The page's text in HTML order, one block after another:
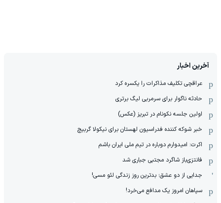
آخرین اخبار
عراقچی تکلیف مذاکرات را یکسره کرد
حادثه ناگوار برای سرمربی لیگ برتری
اولین جلسه نکونام در تبریز (عکس)
خبر شوکه کننده فدراسیون لهستان برای نیکولا گربیچ
اکرت: امیدوارم دوباره در تیم ملی ایران باشم
فانتزی‌باز شاگرد مجتبی جباری شد
جدایی از دو عشق؛ بدترین روز زندگی لئو مسی!
سپاهان امروز یک مدافع می‌خرد!